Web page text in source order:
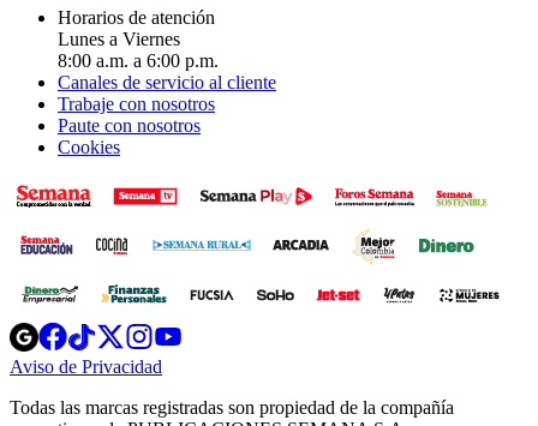
Horarios de atención
Lunes a Viernes
8:00 a.m. a 6:00 p.m.
Canales de servicio al cliente
Trabaje con nosotros
Paute con nosotros
Cookies
Opens
in
new
Opens
in
new
Opens
in
new
window
Opens
new
windowwindow
Aviso de Privacidad
new
Todas las marcas registradas son propiedad de la compañía